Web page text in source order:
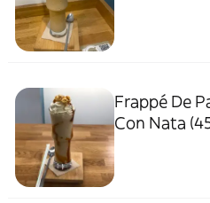
Frappé De
Con Nata